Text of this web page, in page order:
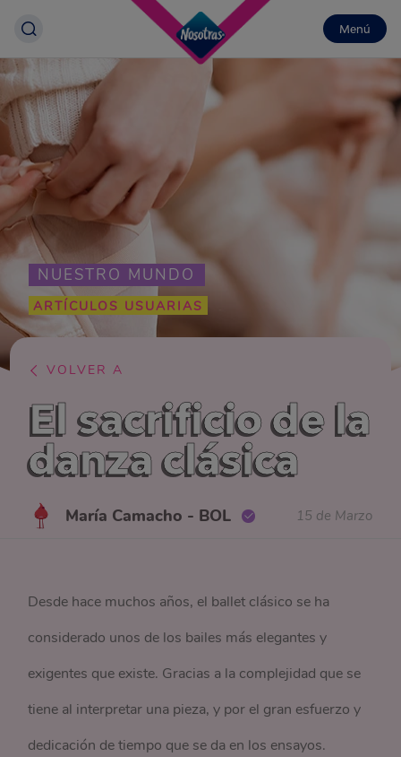
Menú
NUESTRO MUNDO
ARTÍCULOS USUARIAS
VOLVER A
El sacrificio de la
danza clásica
María Camacho - BOL 15 de Marzo
Desde hace muchos años, el ballet clásico se ha
considerado unos de los bailes más elegantes y
exigentes que existe. Gracias a la complejidad que se
tiene al interpretar una pieza, y por el gran esfuerzo y
dedicación de tiempo que se da en los ensayos.